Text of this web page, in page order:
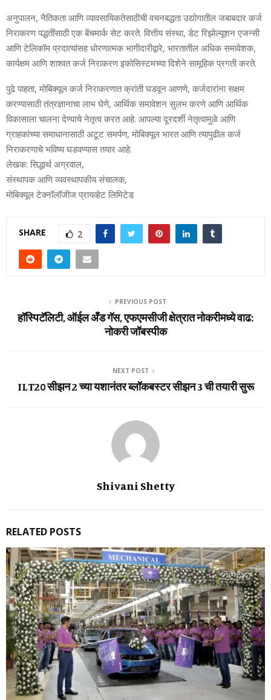
अनुपालन, नैतिकता आणि व्यावसायिकतेसाठीची वचनबद्धता उद्योगातील जबाबदार कर्ज
निराकरण पद्धतींसाठी एक बेंचमार्क सेट करते. वित्तीय संस्था, डेट रिझोल्यूशन एजन्सी
आणि टेलिकॉम प्रदात्यांसह धोरणात्मक भागीदारीद्वारे, भारतातील अधिक समावेशक,
कार्यक्षम आणि शाश्वत कर्ज निराकरण इकोसिस्टमच्या दिशेने सामूहिक प्रगती करते.
पुढे पाहता, मोबिक्यूल कर्ज निराकरणात क्रांती घडवून आणणे, कर्जदारांना सक्षम
करण्यासाठी तंत्रज्ञानाचा लाभ घेणे, आर्थिक समावेशन सुलभ करणे आणि आर्थिक
विकासाला चालना देण्याचे नेतृत्व करत आहे. आपल्या दूरदर्शी नेतृत्वामुळे आणि
ग्राहकांच्या समाधानासाठी अटूट समर्पण, मोबिक्यूल भारत आणि त्यापुढील कर्ज
निराकरणाचे भविष्य घडवण्यास तयार आहे.
लेखक: सिद्धार्थ अग्रवाल,
संस्थापक आणि व्यवस्थापकीय संचालक,
मोबिक्यूल टेक्नॉलॉजीज प्रायव्हेट लिमिटेड
SHARE 2
PREVIOUS POST
हॉस्पिटॅलिटी, ऑईल अँड गॅस, एफएमसीजी क्षेत्रात नोकरीमध्ये वाढ:
नोकरी जॉबस्‍पीक
NEXT POST
ILT20 सीझन 2 च्या यशानंतर ब्लॉकबस्टर सीझन 3 ची तयारी सुरू
Shivani Shetty
RELATED POSTS